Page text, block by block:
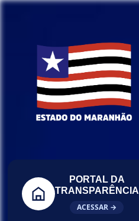
PORTAL DA
TRANSPARÊNCIA
ACESSAR →